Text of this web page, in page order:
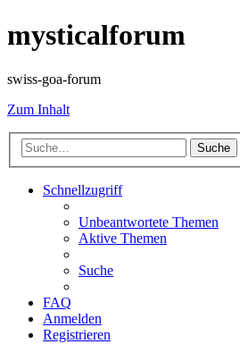
mysticalforum
swiss-goa-forum
Zum Inhalt
Suche
Schnellzugriff
Unbeantwortete Themen
Aktive Themen
Suche
FAQ
Anmelden
Registrieren